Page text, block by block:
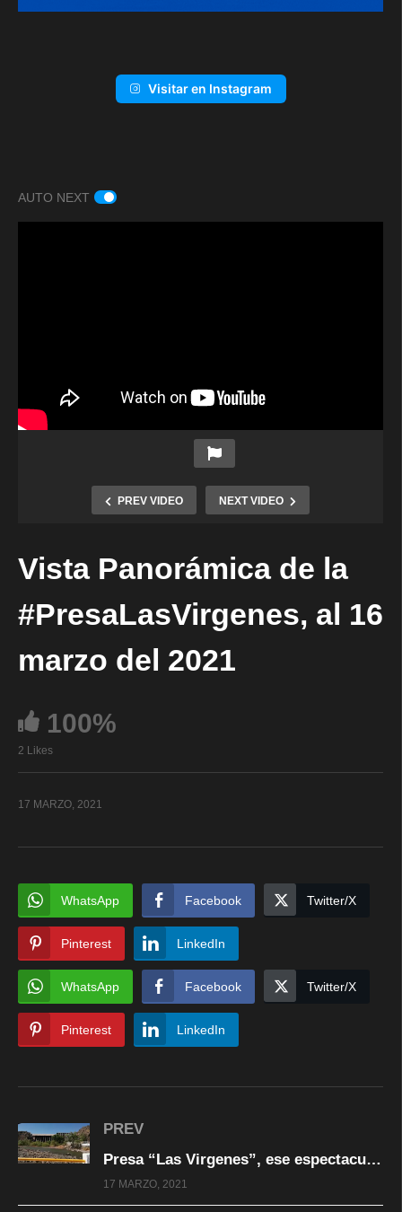
Visitar en Instagram
AUTO NEXT
PREV VIDEO NEXT VIDEO
Vista Panorámica de la
#PresaLasVirgenes​, al 16
marzo del 2021
100%
2 Likes
17 MARZO, 2021
WhatsApp Facebook Twitter/X
Pinterest LinkedIn
WhatsApp Facebook Twitter/X
Pinterest LinkedIn
PREV
Presa “Las Virgenes”, ese espectacular #DestinoTuristico​ de #RosalesChihuahua​ #Visitemoslo​
17 MARZO, 2021